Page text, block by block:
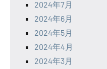
2024年7月
2024年6月
2024年5月
2024年4月
2024年3月